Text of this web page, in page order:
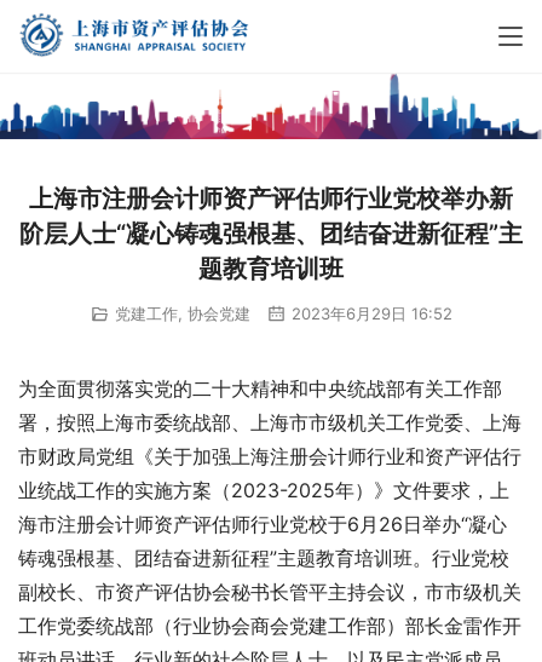
上海市注册会计师资产评估师行业党校举办新
阶层人士“凝心铸魂强根基、团结奋进新征程”主
题教育培训班
党建工作, 协会党建 2023年6月29日 16:52
为全面贯彻落实党的二十大精神和中央统战部有关工作部
署，按照上海市委统战部、上海市市级机关工作党委、上海
市财政局党组《关于加强上海注册会计师行业和资产评估行
业统战工作的实施方案（2023-2025年）》文件要求，上
海市注册会计师资产评估师行业党校于6月26日举办“凝心
铸魂强根基、团结奋进新征程”主题教育培训班。行业党校
副校长、市资产评估协会秘书长管平主持会议，市市级机关
工作党委统战部（行业协会商会党建工作部）部长金雷作开